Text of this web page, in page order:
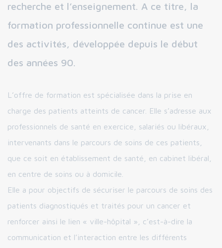
recherche et l’enseignement. A ce titre, la
formation professionnelle continue est une
des activités, développée depuis le début
des années 90.
L’offre de formation est spécialisée dans la prise en
charge des patients atteints de cancer. Elle s’adresse aux
professionnels de santé en exercice, salariés ou libéraux,
intervenants dans le parcours de soins de ces patients,
que ce soit en établissement de santé, en cabinet libéral,
en centre de soins ou à domicile.
Elle a pour objectifs de sécuriser le parcours de soins des
patients diagnostiqués et traités pour un cancer et
renforcer ainsi le lien « ville-hôpital », c’est-à-dire la
communication et l’interaction entre les différents